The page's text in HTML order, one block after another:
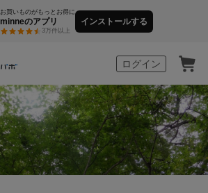
お買いものがもっとお得に
minneのアプリ
3万件以上
インストールする
ログイン